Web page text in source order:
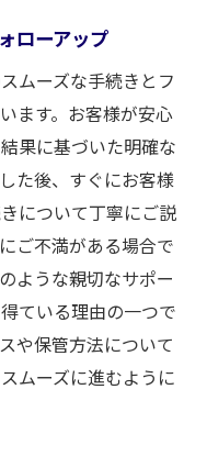
ローアップ
ムーズな手続きとフ
ます。お客様が安心
果に基づいた明確な
た後、すぐにお客様
について丁寧にご説
ご不満がある場合で
ような親切なサポー
ている理由の一つで
や保管方法について
ムーズに進むように